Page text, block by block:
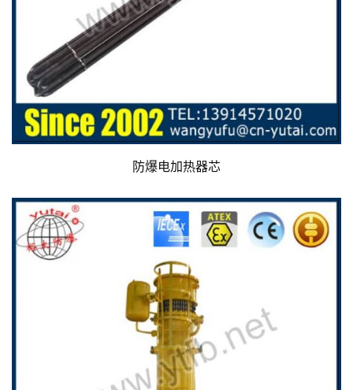
防爆电加热器芯